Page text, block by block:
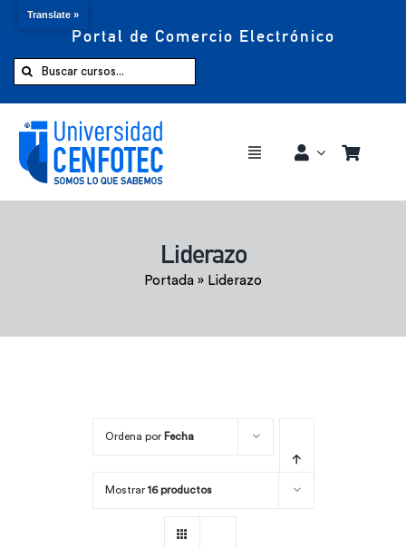
Portal de Comercio Electrónico
Buscar:
Toggle
Comprar ahora
Liderazo
Portada » Liderazo
Ordena por Fecha
Mostrar 16 productos
Translate »